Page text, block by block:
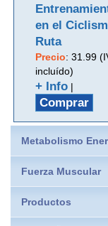
en el
Ruta
Precio:31.99
incluído)
+ Info |
Comprar
Metabolismo
Fuerza Muscular
Productos